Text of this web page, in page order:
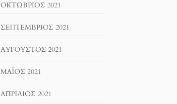
ΟΚΤΏΒΡΙΟΣ 2021
ΣΕΠΤΈΜΒΡΙΟΣ 2021
ΑΎΓΟΥΣΤΟΣ 2021
ΜΆΙΟΣ 2021
ΑΠΡΊΛΙΟΣ 2021